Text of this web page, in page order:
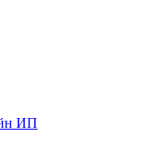
ИП